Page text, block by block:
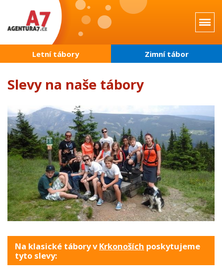
hlavnímu
Letní tábory
Zimní tábor
Slevy na naše tábory
Na klasické tábory vKrkonoších poskytujeme
tyto slevy: